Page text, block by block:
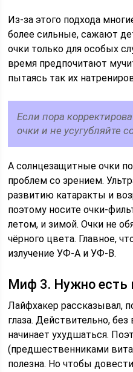
Из-за этого подхода
более сильные, сажают
очки только для особых
время предпочитают
пытаясь так их
Если пора
очки и не усугубляйте
А солнцезащитные очки
проблем со зрением.
развитию катаракты и
поэтому носите очки-
летом, и зимой. Очки не
чёрного цвета. Главное,
излучение УФ-А и УФ-B.
Миф 3. Нужно есть
Лайфхакер рассказывал,
глаза. Действительно,
начинает ухудшаться.
(предшественниками
полезна. Но чтобы